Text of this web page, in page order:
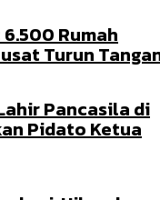
Rumah
Turun
Pancasila di
Pidato Ketua